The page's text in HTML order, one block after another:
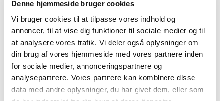
Denne hjemmeside bruger cookies
Vi bruger cookies til at tilpasse vores indhold og
annoncer, til at vise dig funktioner til sociale medier og til
at analysere vores trafik. Vi deler også oplysninger om
din brug af vores hjemmeside med vores partnere inden
for sociale medier, annonceringspartnere og
analysepartnere. Vores partnere kan kombinere disse
data med andre oplysninger, du har givet dem, eller som
Lægemiddelstyrelsen har den 22. oktober 2018 meddelt
Kenneth B. Lokind bevilling til at drive Valby Apotek.
Alle (2506)
TID
2026 (84)
2025 (158)